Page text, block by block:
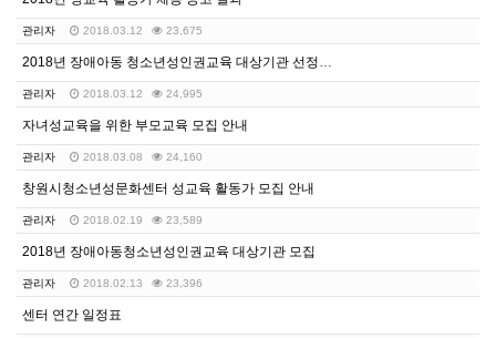
관리자 2018.03.12 23,675
관리자 2018.03.12 24,995
자녀성교육을 위한 부모교육 모집 안내
관리자 2018.03.08 24,160
창원시청소년성문화센터 성교육 활동가 모집 안내
관리자 2018.02.19 23,589
2018년 장애아동청소년성인권교육 대상기관 모집
관리자 2018.02.13 23,396
센터 연간 일정표